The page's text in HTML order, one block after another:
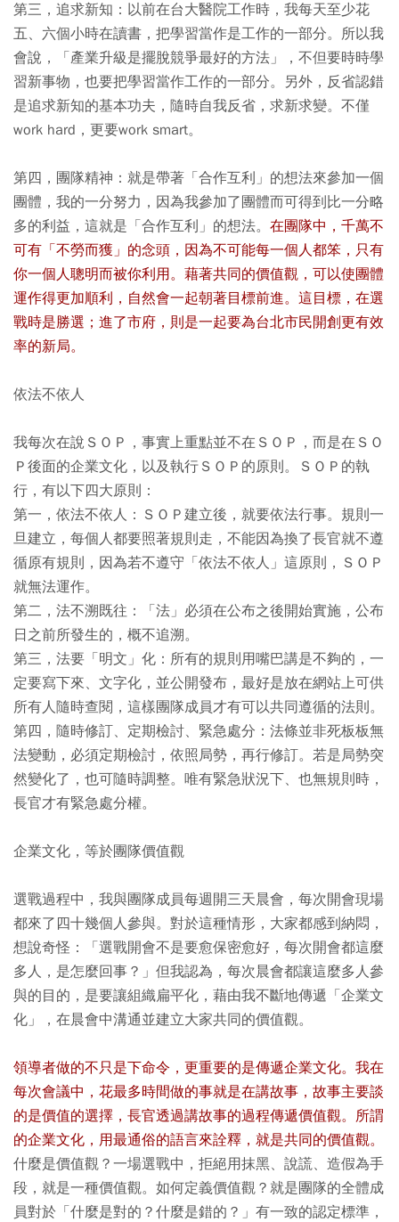
第三，追求新知：以前在台大醫院工作時，我每天至少花
五、六個小時在讀書，把學習當作是工作的一部分。所以我
會說，「產業升級是擺脫競爭最好的方法」，不但要時時學
習新事物，也要把學習當作工作的一部分。另外，反省認錯
是追求新知的基本功夫，隨時自我反省，求新求變。不僅
work hard，更要work smart。
第四，團隊精神：就是帶著「合作互利」的想法來參加一個
團體，我的一分努力，因為我參加了團體而可得到比一分略
多的利益，這就是「合作互利」的想法。 在團隊中，千萬不
可有「不勞而獲」的念頭，因為不可能每一個人都笨，只有
你一個人聰明而被你利用。藉著共同的價值觀，可以使團體
運作得更加順利，自然會一起朝著目標前進。這目標，在選
戰時是勝選；進了市府，則是一起要為台北市民開創更有效
率的新局。
依法不依人
我每次在說ＳＯＰ，事實上重點並不在ＳＯＰ，而是在ＳＯ
Ｐ後面的企業文化，以及執行ＳＯＰ的原則。ＳＯＰ的執
行，有以下四大原則：
第一，依法不依人：ＳＯＰ建立後，就要依法行事。規則一
旦建立，每個人都要照著規則走，不能因為換了長官就不遵
循原有規則，因為若不遵守「依法不依人」這原則，ＳＯＰ
就無法運作。
第二，法不溯既往：「法」必須在公布之後開始實施，公布
日之前所發生的，概不追溯。
第三，法要「明文」化：所有的規則用嘴巴講是不夠的，一
定要寫下來、文字化，並公開發布，最好是放在網站上可供
所有人隨時查閱，這樣團隊成員才有可以共同遵循的法則。
第四，隨時修訂、定期檢討、緊急處分：法條並非死板板無
法變動，必須定期檢討，依照局勢，再行修訂。若是局勢突
然變化了，也可隨時調整。唯有緊急狀況下、也無規則時，
長官才有緊急處分權。
企業文化，等於團隊價值觀
選戰過程中，我與團隊成員每週開三天晨會，每次開會現場
都來了四十幾個人參與。對於這種情形，大家都感到納悶，
想說奇怪：「選戰開會不是要愈保密愈好，每次開會都這麼
多人，是怎麼回事？」但我認為，每次晨會都讓這麼多人參
與的目的，是要讓組織扁平化，藉由我不斷地傳遞「企業文
化」，在晨會中溝通並建立大家共同的價值觀。
領導者做的不只是下命令，更重要的是傳遞企業文化。我在
每次會議中，花最多時間做的事就是在講故事，故事主要談
的是價值的選擇，長官透過講故事的過程傳遞價值觀。所謂
的企業文化，用最通俗的語言來詮釋，就是共同的價值觀。
什麼是價值觀？一場選戰中，拒絕用抹黑、說謊、造假為手
段，就是一種價值觀。如何定義價值觀？就是團隊的全體成
員對於「什麼是對的？什麼是錯的？」有一致的認定標準，